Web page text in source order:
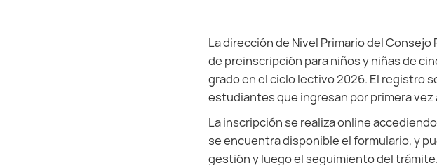
La dirección de Nivel Primario del
de preinscripción para niños y niñas de
grado en el ciclo lectivo 2026. El registro
estudiantes que ingresan por primera vez
La inscripción se realiza online
se encuentra disponible el formulario, y
gestión y luego el seguimiento del trámite.